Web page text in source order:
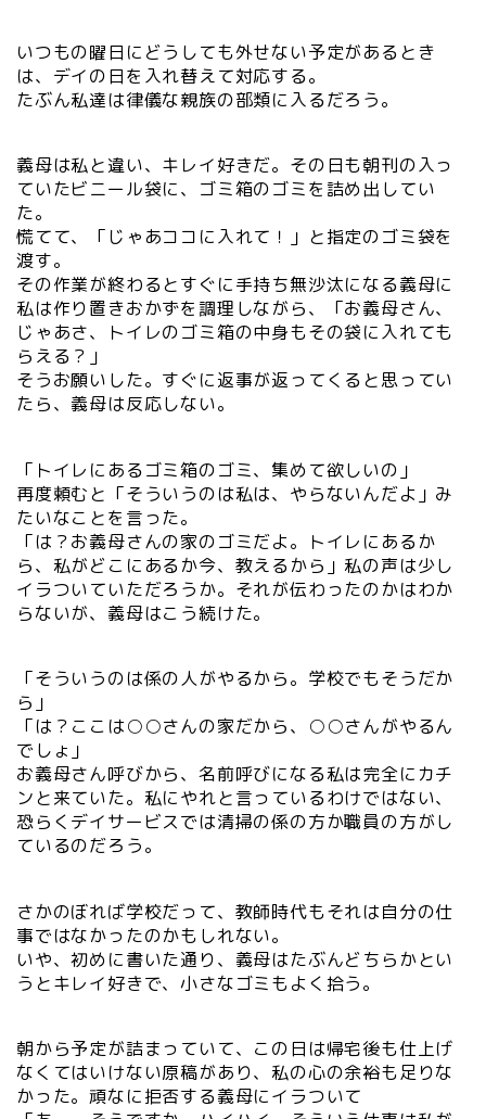
いつもの曜日にどうしても外せない予定があるとき
は、デイの日を入れ替えて対応する。
たぶん私達は律儀な親族の部類に入るだろう。
義母は私と違い、キレイ好きだ。その日も朝刊の入っ
ていたビニール袋に、ゴミ箱のゴミを詰め出してい
た。
慌てて、「じゃあココに入れて！」と指定のゴミ袋を
渡す。
その作業が終わるとすぐに手持ち無沙汰になる義母に
私は作り置きおかずを調理しながら、「お義母さん、
じゃあさ、トイレのゴミ箱の中身もその袋に入れても
らえる？」
そうお願いした。すぐに返事が返ってくると思ってい
たら、義母は反応しない。
「トイレにあるゴミ箱のゴミ、集めて欲しいの」
再度頼むと「そういうのは私は、やらないんだよ」み
たいなことを言った。
「は？お義母さんの家のゴミだよ。トイレにあるか
ら、私がどこにあるか今、教えるから」私の声は少し
イラついていただろうか。それが伝わったのかはわか
らないが、義母はこう続けた。
「そういうのは係の人がやるから。学校でもそうだか
ら」
「は？ここは○○さんの家だから、○○さんがやるん
でしょ」
お義母さん呼びから、名前呼びになる私は完全にカチ
ンと来ていた。私にやれと言っているわけではない、
恐らくデイサービスでは清掃の係の方か職員の方がし
ているのだろう。
さかのぼれば学校だって、教師時代もそれは自分の仕
事ではなかったのかもしれない。
いや、初めに書いた通り、義母はたぶんどちらかとい
うとキレイ好きで、小さなゴミもよく拾う。
朝から予定が詰まっていて、この日は帰宅後も仕上げ
なくてはいけない原稿があり、私の心の余裕も足りな
かった。頑なに拒否する義母にイラついて